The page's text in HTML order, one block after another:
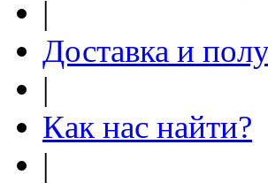
|
Доставка и
|
Как нас найти?
|